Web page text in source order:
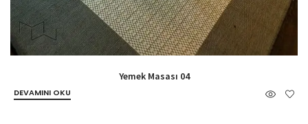
Yemek Masası 04
DEVAMINI OKU